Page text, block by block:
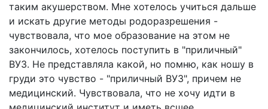
таким акушерством. Мне хотелось учиться дальше
и искать другие методы родоразрешения -
чувствовала, что мое образование на этом не
закончилось, хотелось поступить в "приличный"
ВУЗ. Не представляла какой, но помню, как ношу в
груди это чувство - "приличный ВУЗ", причем не
медицинский. Чувствовала, что не хочу идти в